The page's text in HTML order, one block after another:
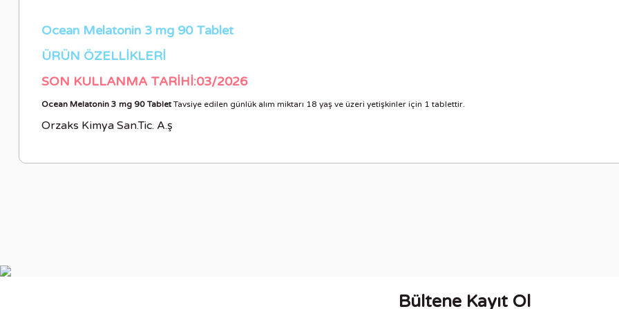
Ocean Melatonin 3 mg 90 Tablet
ÜRÜN ÖZELLİKLERİ
SON KULLANMA TARİHİ:03/2026
Ocean Melatonin 3 mg 90 TabletTavsiye edilen günlük alım miktarı 18 yaş ve üzeri yetişkinler için 1 tablettir.
Orzaks Kimya San.Tic. A.ş
Bültene Kayıt Ol